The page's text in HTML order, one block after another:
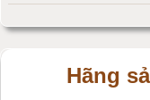
Hãng